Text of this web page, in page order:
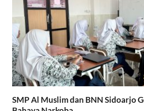
SMP Al Muslim dan BNN Sidoarjo